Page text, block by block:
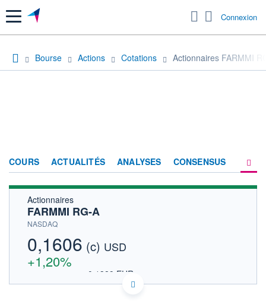
Menu Connexion
Bourse Actions Cotations Actionnaires FARMMI
COURS ACTUALITÉS ANALYSES CONSENSUS
Actionnaires
FARMMI RG-A
NASDAQ
0,1606 (c) USD
+1,20%
0,1389 EUR
INDICE DE RÉFÉRENCE NASDAQ COMPOSITE